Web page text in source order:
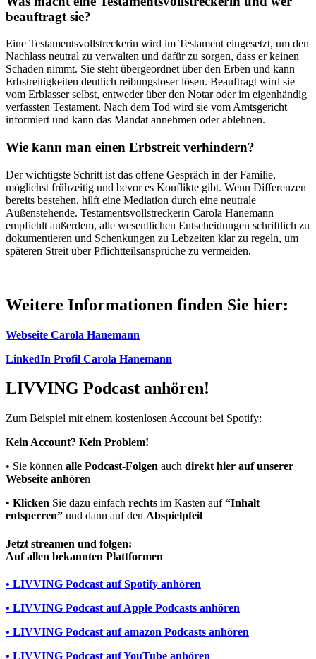
beauftragt sie?
Eine Testamentsvollstreckerin wird im Testament eingesetzt, um den
Nachlass neutral zu verwalten und dafür zu sorgen, dass er keinen
Schaden nimmt. Sie steht übergeordnet über den Erben und kann
Erbstreitigkeiten deutlich reibungsloser lösen. Beauftragt wird sie
vom Erblasser selbst, entweder über den Notar oder im eigenhändig
verfassten Testament. Nach dem Tod wird sie vom Amtsgericht
informiert und kann das Mandat annehmen oder ablehnen.
Wie kann man einen Erbstreit verhindern?
Der wichtigste Schritt ist das offene Gespräch in der Familie,
möglichst frühzeitig und bevor es Konflikte gibt. Wenn Differenzen
bereits bestehen, hilft eine Mediation durch eine neutrale
Außenstehende. Testamentsvollstreckerin Carola Hanemann
empfiehlt außerdem, alle wesentlichen Entscheidungen schriftlich zu
dokumentieren und Schenkungen zu Lebzeiten klar zu regeln, um
späteren Streit über Pflichtteilsansprüche zu vermeiden.
Weitere Informationen finden Sie hier:
Webseite Carola Hanemann
LinkedIn Profil Carola Hanemann
LIVVING Podcast anhören!
Zum Beispiel mit einem kostenlosen Account bei Spotify:
Kein Account? Kein Problem!
• Sie können alle Podcast-Folgen auch direkt hier auf unserer
Webseite anhören
• Klicken Sie dazu einfach rechts im Kasten auf“Inhalt
entsperren” und dann auf den Abspielpfeil
Jetzt streamen und folgen:
Auf allen bekannten Plattformen
• LIVVING Podcast auf Spotify anhören
• LIVVING Podcast auf Apple Podcasts anhören
• LIVVING Podcast auf amazon Podcasts anhören
• LIVVING Podcast auf YouTube anhören